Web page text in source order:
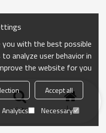
منزل بحث
with the best possible
analyze user behavior in
the website for you.
Accept all
Necessary
Analytics